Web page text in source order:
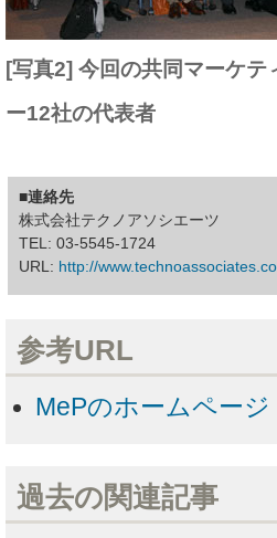
[写真2] 今回の共同マーケ
ー12社の代表者
■連絡先
株式会社テクノアソシエーツ
TEL: 03-5545-1724
URL: http://
参考URL
MePのホームページ
過去の関連記事